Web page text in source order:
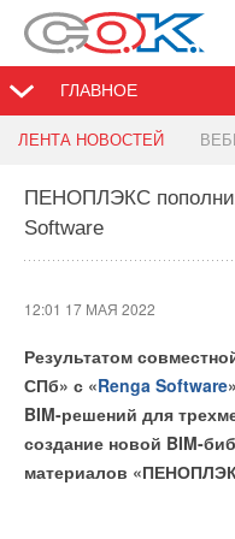
ГЛАВНОЕ
ЛЕНТА НОВОСТЕЙ
ПЕНОПЛЭКС
Software
12:01 17 МАЯ 2022
Результатом
СПб» с «Renga Software
BIM-решений для
создание новой BIM-
материалов
Электромобили
11:59 17 МАЯ 2022
BAXI Expo и
11:54 17 МАЯ 2022